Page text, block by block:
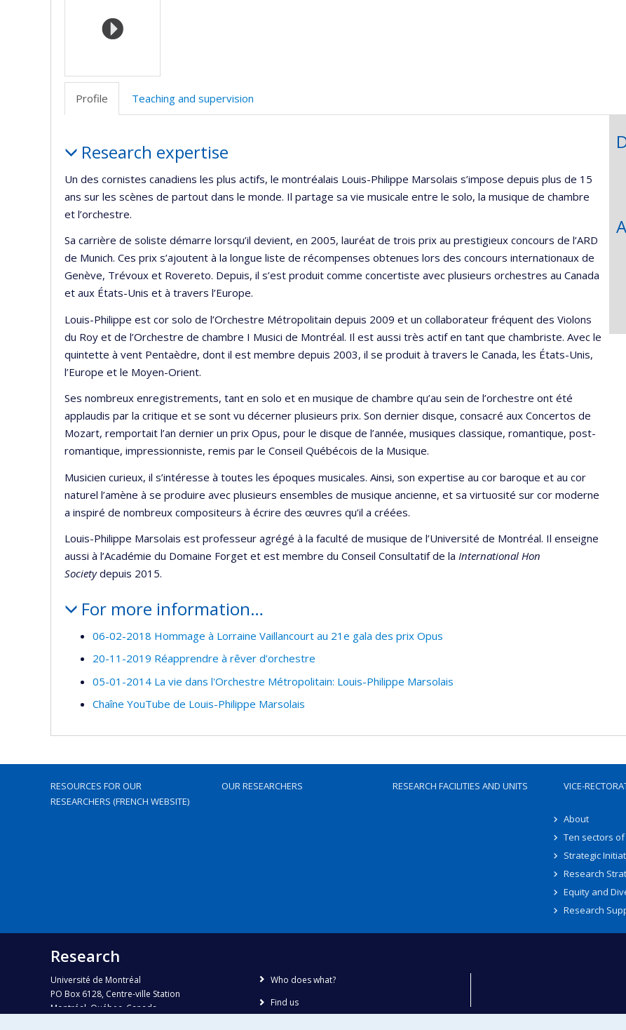
Profile Teaching and supervision
Research expertise
Un des cornistes canadiens les plus actifs, le montréalais Louis-Philippe Marsolais s’impose depuis plus de 15
ans sur les scènes de partout dans le monde. Il partage sa vie musicale entre le solo, la musique de chambre
et l’orchestre.
Sa carrière de soliste démarre lorsqu’il devient, en 2005, lauréat de trois prix au prestigieux concours de l’ARD
de Munich. Ces prix s’ajoutent à la longue liste de récompenses obtenues lors des concours internationaux de
Genève, Trévoux et Rovereto. Depuis, il s’est produit comme concertiste avec plusieurs orchestres au Canada
et aux États-Unis et à travers l’Europe.
Louis-Philippe est cor solo de l’Orchestre Métropolitain depuis 2009 et un collaborateur fréquent des Violons
du Roy et de l’Orchestre de chambre I Musici de Montréal. Il est aussi très actif en tant que chambriste. Avec le
quintette à vent Pentaèdre, dont il est membre depuis 2003, il se produit à travers le Canada, les États-Unis,
l’Europe et le Moyen-Orient.
Ses nombreux enregistrements, tant en solo et en musique de chambre qu’au sein de l’orchestre ont été
applaudis par la critique et se sont vu décerner plusieurs prix. Son dernier disque, consacré aux Concertos de
Mozart, remportait l’an dernier un prix Opus, pour le disque de l’année, musiques classique, romantique, post-
romantique, impressionniste, remis par le Conseil Québécois de la Musique.
Musicien curieux, il s’intéresse à toutes les époques musicales. Ainsi, son expertise au cor baroque et au cor
naturel l’amène à se produire avec plusieurs ensembles de musique ancienne, et sa virtuosité sur cor moderne
a inspiré de nombreux compositeurs à écrire des œuvres qu’il a créées.
Louis-Philippe Marsolais est professeur agrégé à la faculté de musique de l’Université de Montréal. Il enseigne
aussi à l’Académie du Domaine Forget et est membre du Conseil Consultatif de la International Hon
Societydepuis 2015.
For more information…
06-02-2018 Hommage à Lorraine Vaillancourt au 21e gala des prix Opus
20-11-2019 Réapprendre à rêver d’orchestre
05-01-2014 La vie dans l'Orchestre Métropolitain: Louis-Philippe Marsolais
Chaîne YouTube de Louis-Philippe Marsolais
RESOURCES FOR OUR
RESEARCHERS (FRENCH WEBSITE)
OUR RESEARCHERS RESEARCH FACILITIES AND UNITS VICE-
About
Ten sectors
Strategic
Research
Equity and
Research
Research
Université de Montréal
PO Box 6128, Centre-ville Station
Montréal, Québec, Canada
Who does what?
Find us